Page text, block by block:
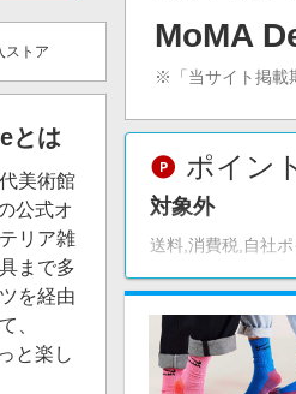
ストア
とは
美術館
公式オ
リア雑
まで多
を経由
、
と楽し
MoMA
※「当サイト掲載
ポイン
対象外
送料,消費税,自社